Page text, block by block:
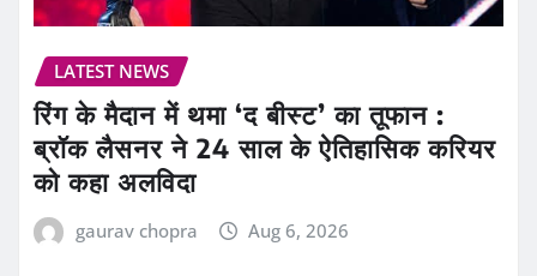
LATEST NEWS
रिंग के मैदान में थमा ‘द बीस्ट’ का तूफान :
ब्रॉक लैसनर ने 24 साल के ऐतिहासिक करियर
को कहा अलविदा
gaurav chopra Aug 6, 2026